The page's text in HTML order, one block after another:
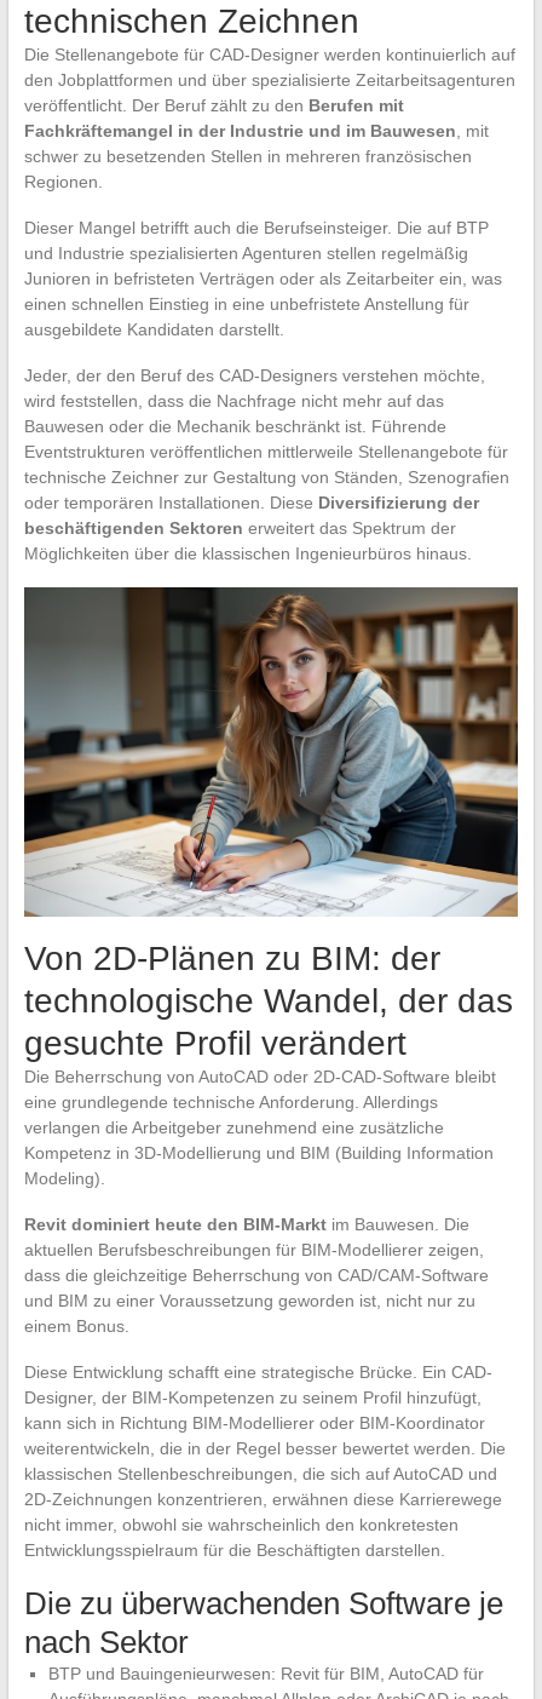
technischen Zeichnen
Die Stellenangebote für CAD-Designer werden kontinuierlich auf
den Jobplattformen und über spezialisierte Zeitarbeitsagenturen
veröffentlicht. Der Beruf zählt zu den Berufen mit
Fachkräftemangel in der Industrie und im Bauwesen , mit
schwer zu besetzenden Stellen in mehreren französischen
Regionen.
Dieser Mangel betrifft auch die Berufseinsteiger. Die auf BTP
und Industrie spezialisierten Agenturen stellen regelmäßig
Junioren in befristeten Verträgen oder als Zeitarbeiter ein, was
einen schnellen Einstieg in eine unbefristete Anstellung für
ausgebildete Kandidaten darstellt.
Jeder, der den Beruf des CAD-Designers verstehen möchte,
wird feststellen, dass die Nachfrage nicht mehr auf das
Bauwesen oder die Mechanik beschränkt ist. Führende
Eventstrukturen veröffentlichen mittlerweile Stellenangebote für
technische Zeichner zur Gestaltung von Ständen, Szenografien
oder temporären Installationen. Diese Diversifizierung der
beschäftigenden Sektoren erweitert das Spektrum der
Möglichkeiten über die klassischen Ingenieurbüros hinaus.
Von 2D-Plänen zu BIM: der
technologische Wandel, der das
gesuchte Profil verändert
Die Beherrschung von AutoCAD oder 2D-CAD-Software bleibt
eine grundlegende technische Anforderung. Allerdings
verlangen die Arbeitgeber zunehmend eine zusätzliche
Kompetenz in 3D-Modellierung und BIM (Building Information
Modeling).
Revit dominiert heute den BIM-Marktim Bauwesen. Die
aktuellen Berufsbeschreibungen für BIM-Modellierer zeigen,
dass die gleichzeitige Beherrschung von CAD/CAM-Software
und BIM zu einer Voraussetzung geworden ist, nicht nur zu
einem Bonus.
Diese Entwicklung schafft eine strategische Brücke. Ein CAD-
Designer, der BIM-Kompetenzen zu seinem Profil hinzufügt,
kann sich in Richtung BIM-Modellierer oder BIM-Koordinator
weiterentwickeln, die in der Regel besser bewertet werden. Die
klassischen Stellenbeschreibungen, die sich auf AutoCAD und
2D-Zeichnungen konzentrieren, erwähnen diese Karrierewege
nicht immer, obwohl sie wahrscheinlich den konkretesten
Entwicklungsspielraum für die Beschäftigten darstellen.
Die zu überwachenden Software je
nach Sektor
BTP und Bauingenieurwesen: Revit für BIM, AutoCAD für